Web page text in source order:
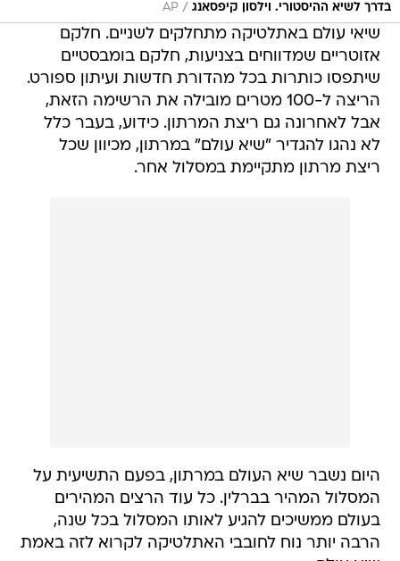
בדרך לשיא ההיסטורי. וילסון קיפסאנג /
AP
שיאי עולם באתלטיקה מתחלקים לשניים. חלקם
אזוטריים שמדווחים בצניעות, חלקם בומבסטיים
שיתפסו כותרות בכל מהדורת חדשות ועיתון ספורט.
הריצה ל-100 מטרים מובילה את הרשימה הזאת,
אבל לאחרונה גם ריצת המרתון. כידוע, בעבר כלל
לא נהגו להגדיר "שיא עולם" במרתון, מכיוון שכל
ריצת מרתון מתקיימת במסלול אחר.
היום נשבר שיא העולם במרתון, בפעם התשיעית על
המסלול המהיר בברלין. כל עוד הרצים המהירים
בעולם ממשיכים להגיע לאותו המסלול בכל שנה,
הרבה יותר נוח לחובבי האתלטיקה לקרוא לזה באמת